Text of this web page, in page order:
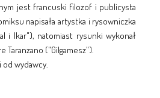
jest francuski filozof i publicysta
napisała artystka i rysowniczka
i Ikar"), natomiast rysunki wykonał
("Gilgamesz").
wydawcy.